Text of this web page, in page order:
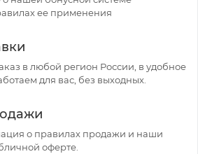
ее применения
в любой регион России, в удобное
для вас, без выходных.
о правилах продажи и наши
оферте.